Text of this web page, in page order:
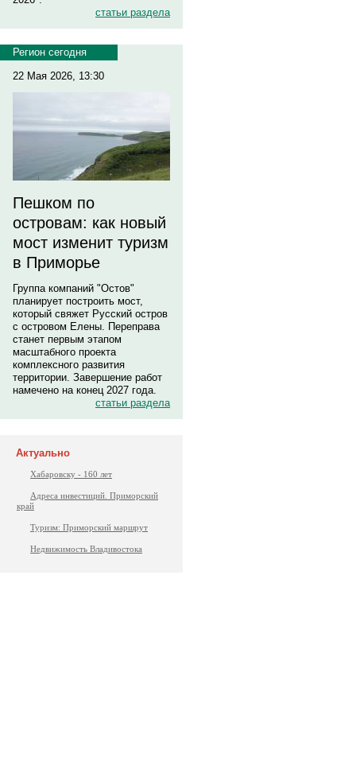
статьи раздела
Регион сегодня
22 Мая 2026, 13:30
Пешком по
островам: как новый
мост изменит туризм
в Приморье
Группа компаний "Остов"
планирует построить мост,
который свяжет Русский остров
с островом Елены. Переправа
станет первым этапом
масштабного проекта
комплексного развития
территории. Завершение работ
намечено на конец 2027 года.
статьи раздела
Актуально
Хабаровску - 160 лет
Адреса инвестиций. Приморский
край
Туризм: Приморский маршрут
Недвижимость Владивостока